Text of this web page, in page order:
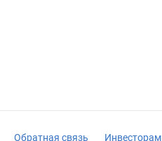
Обратная связь Инвесторам